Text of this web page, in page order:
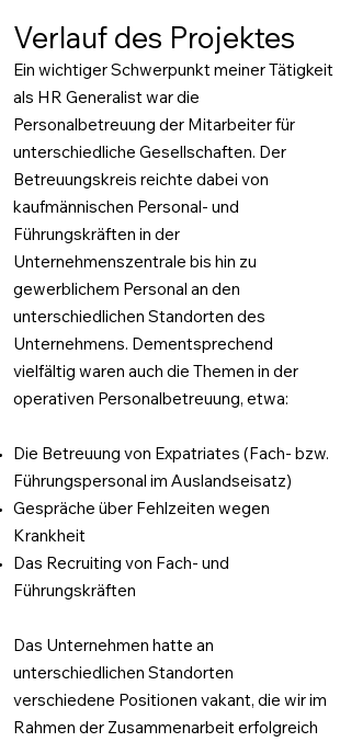
Verlauf des Projektes
Ein wichtiger Schwerpunkt meiner Tätigkeit
als HR Generalist war die
Personalbetreuung der Mitarbeiter für
unterschiedliche Gesellschaften. Der
Betreuungskreis reichte dabei von
kaufmännischen Personal- und
Führungskräften in der
Unternehmenszentrale bis hin zu
gewerblichem Personal an den
unterschiedlichen Standorten des
Unternehmens. Dementsprechend
vielfältig waren auch die Themen in der
operativen Personalbetreuung, etwa:
Die Betreuung von Expatriates (Fach- bzw.
Führungspersonal im Auslandseisatz)
Gespräche über Fehlzeiten wegen
Krankheit
Das Recruiting von Fach- und
Führungskräften
Das Unternehmen hatte an
unterschiedlichen Standorten
verschiedene Positionen vakant, die wir im
Rahmen der Zusammenarbeit erfolgreich